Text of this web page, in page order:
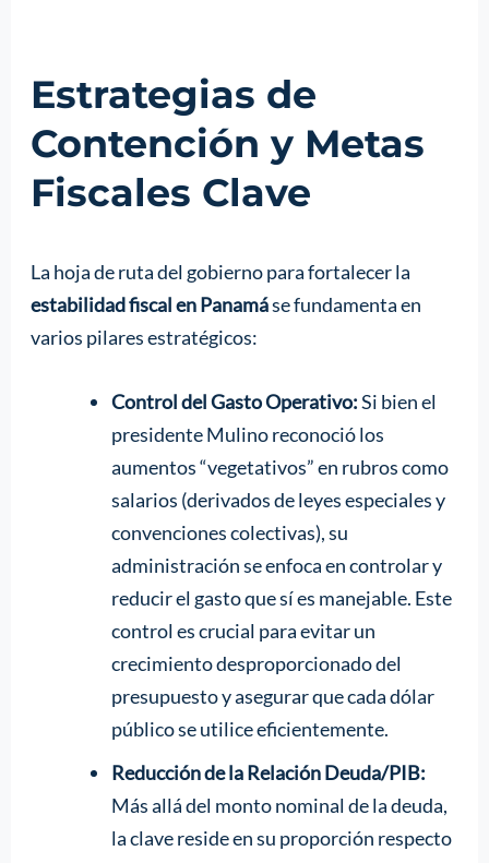
Estrategias de
Contención y Metas
Fiscales Clave
La hoja de ruta del gobierno para fortalecer la
estabilidad fiscal en Panamáse fundamenta en
varios pilares estratégicos:
Control del Gasto Operativo:Si bien el
presidente Mulino reconoció los
aumentos “vegetativos” en rubros como
salarios (derivados de leyes especiales y
convenciones colectivas), su
administración se enfoca en controlar y
reducir el gasto que sí es manejable. Este
control es crucial para evitar un
crecimiento desproporcionado del
presupuesto y asegurar que cada dólar
público se utilice eficientemente.
Reducción de la Relación Deuda/PIB:
Más allá del monto nominal de la deuda,
la clave reside en su proporción respecto